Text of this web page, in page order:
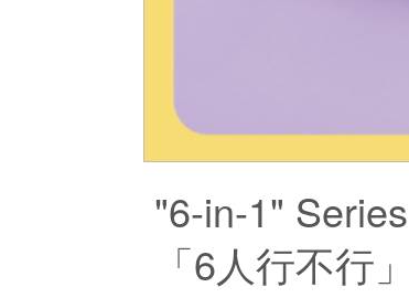
"6-in-1"
「6人行不行